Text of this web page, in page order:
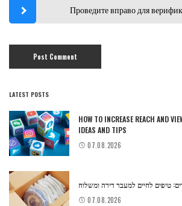
Проведите вправо для
LATEST POSTS
HOW TO INCREASE REACH AND
IDEAS AND TIPS
07.08.2026
טיפים לחיים למעבר דירה ומשלוח
07.08.2026